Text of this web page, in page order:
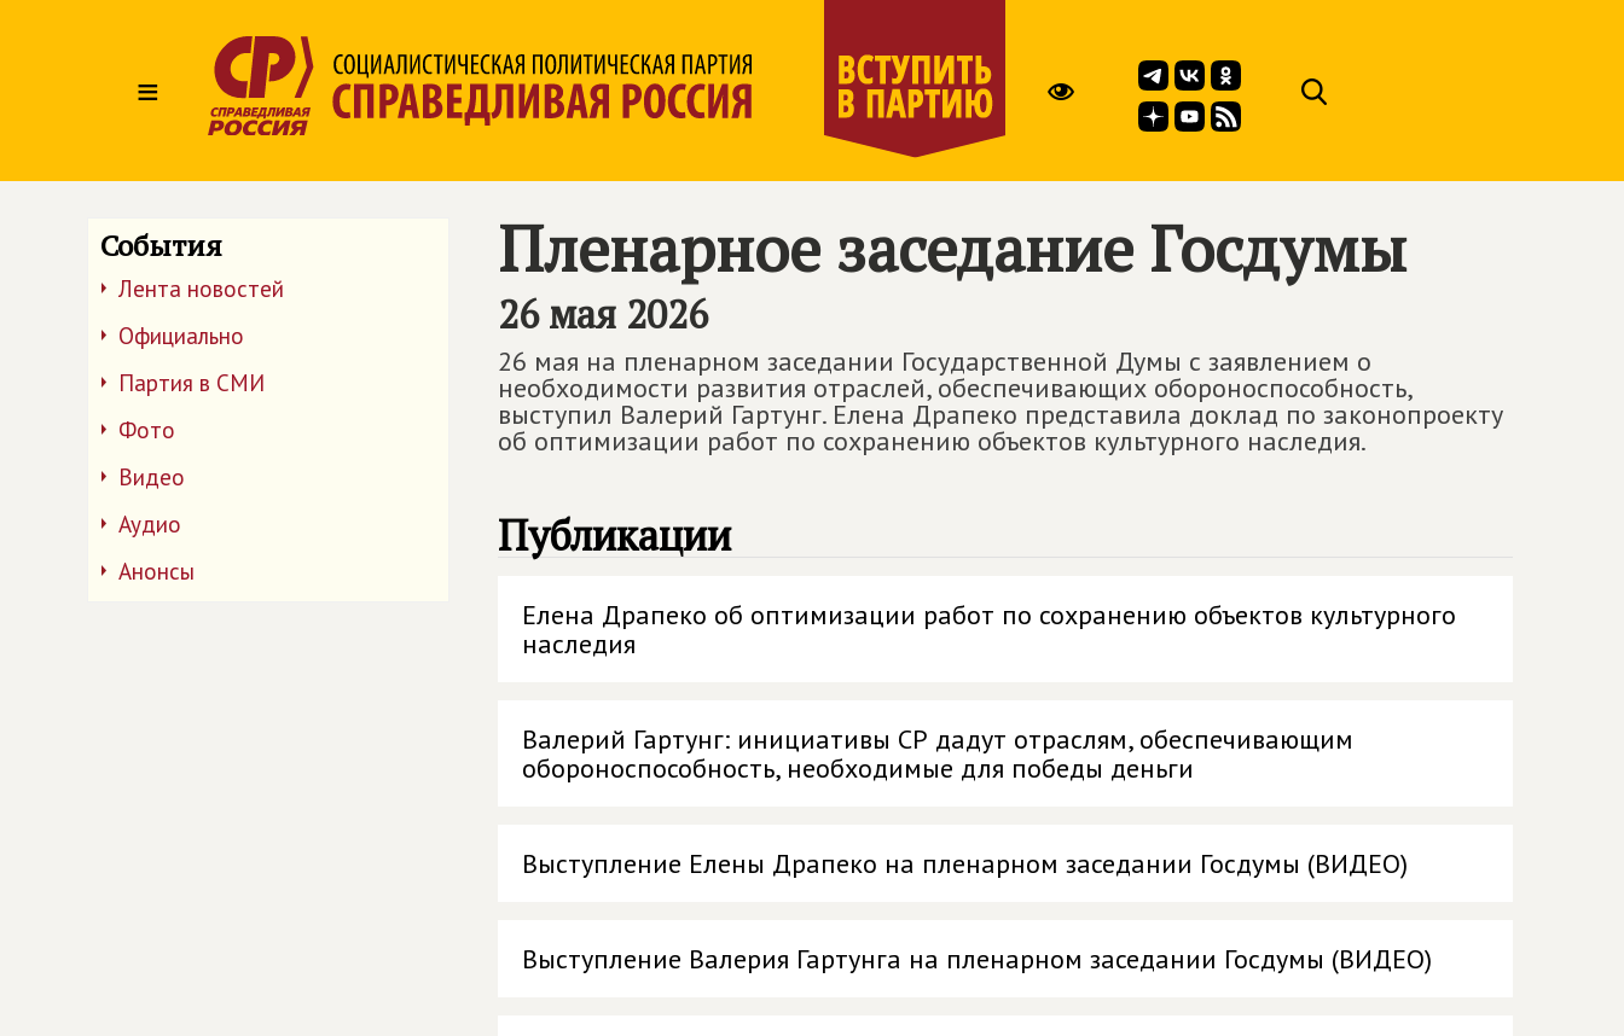
≡
События
Лента новостей
Официально
Партия в СМИ
Фото
Видео
Аудио
Анонсы
Пленарное заседание Госдумы
26 мая 2026
26 мая на пленарном заседании Государственной Думы с заявлением о
необходимости развития отраслей, обеспечивающих обороноспособность,
выступил Валерий Гартунг. Елена Драпеко представила доклад по законопроекту
об оптимизации работ по сохранению объектов культурного наследия.
Публикации
Елена Драпеко об оптимизации работ по сохранению объектов культурного
наследия
Валерий Гартунг: инициативы СР дадут отраслям, обеспечивающим
обороноспособность, необходимые для победы деньги
Выступление Елены Драпеко на пленарном заседании Госдумы (ВИДЕО)
Выступление Валерия Гартунга на пленарном заседании Госдумы (ВИДЕО)